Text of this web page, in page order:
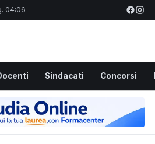
04:06
Sindacati Concorsi